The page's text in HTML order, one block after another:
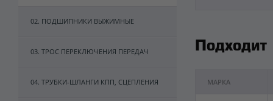
02. ПОДШИПНИКИ ВЫЖИМНЫЕ
03. ТРОС ПЕРЕКЛЮЧЕНИЯ ПЕРЕДАЧ
04. ТРУБКИ-ШЛАНГИ КПП, СЦЕПЛЕНИЯ
Подходит
МАРКА